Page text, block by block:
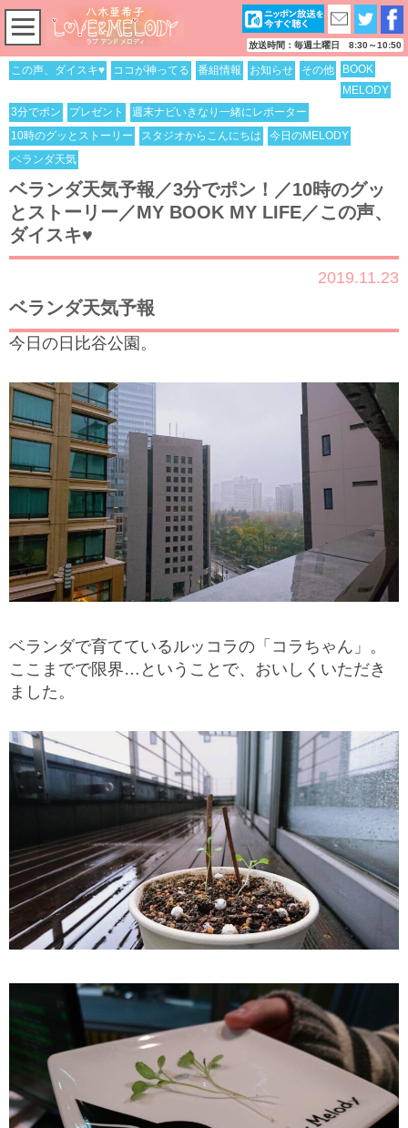
放送時間：毎週土曜日 8:30～10:50
この声、ダイスキ♥ ココが神ってる 番組情報 お知らせ その他
BOOK
MELODY
3分でポン
プレゼント
週末ナビいきなり一緒にレポーター
10時のグッとストーリー
スタジオからこんにちは
今日のMELODY
ベランダ天気
ベランダ天気予報／3分でポン！／10時のグッ
とストーリー／MY BOOK MY LIFE／この声、
ダイスキ♥
2019.11.23
ベランダ天気予報
今日の日比谷公園。
ベランダで育てているルッコラの「コラちゃん」。
ここまでで限界…ということで、おいしくいただき
ました。